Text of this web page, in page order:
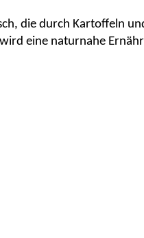
die durch Kartoffeln
eine naturnahe